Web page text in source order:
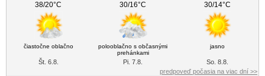
38/20°C 30/16°C 30/14°C
čiastočne oblačno
polooblačno s občasnými
prehánkami
jasno
Št. 6.8. Pi. 7.8.
So. 8.8.
predpoveď počasia na viac dní >>